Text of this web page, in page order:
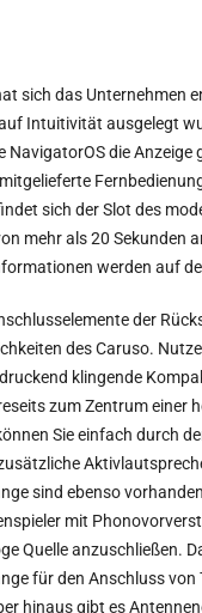
sich das Unternehmen
Intuitivität ausgelegt
die
sich der Slot des
mehr als 20 Sekunden
werden auf
der
des Caruso.
klingende
zum Zentrum einer
Sie einfach durch
sind ebenso
mit
Quelle anzuschließen.
für den Anschluss von
hinaus gibt es